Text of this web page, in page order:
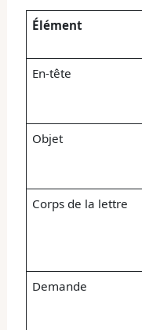
Élément
En-tête
Objet
Corps de la lettre
Demande